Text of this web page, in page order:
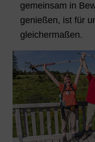
gemeinsam in
genießen, ist für
gleichermaßen.